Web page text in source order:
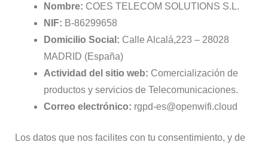
Nombre: COES TELECOM SOLUTIONS S.L.
NIF: B-86299658
Domicilio Social: Calle Alcalá,223 – 28028
MADRID (España)
Actividad del sitio web: Comercialización de
productos y servicios de Telecomunicaciones.
Correo electrónico: rgpd-es@openwifi.cloud
Los datos que nos facilites con tu consentimiento, y de